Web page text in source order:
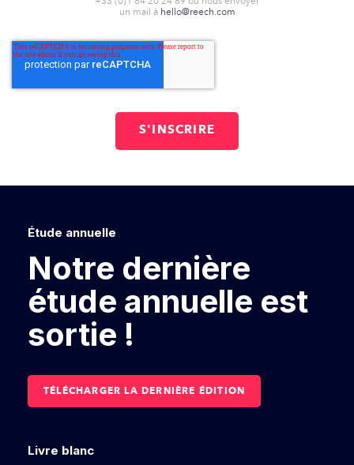
un mail à hello@reech.com
Étude annuelle
Notre dernière
étude annuelle est
sortie !
TÉLÉCHARGER LA DERNIÈRE ÉDITION
Livre blanc